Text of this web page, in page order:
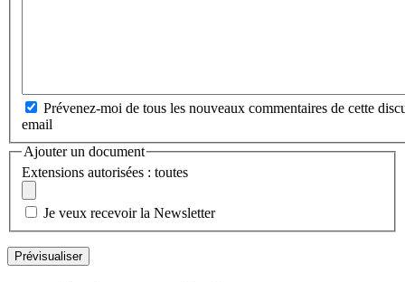
Prévenez-moi de tous les nouveaux commentaires de cette
email
Ajouter un document
Extensions autorisées : toutes
Je veux recevoir la Newsletter